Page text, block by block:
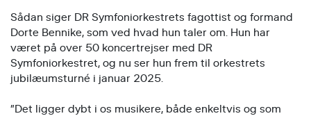
Sådan siger DR Symfoniorkestrets fagottist og formand
Dorte Bennike, som ved hvad hun taler om. Hun har
været på over 50 koncertrejser med DR
Symfoniorkestret, og nu ser hun frem til orkestrets
jubilæumsturné i januar 2025.
”Det ligger dybt i os musikere, både enkeltvis og som